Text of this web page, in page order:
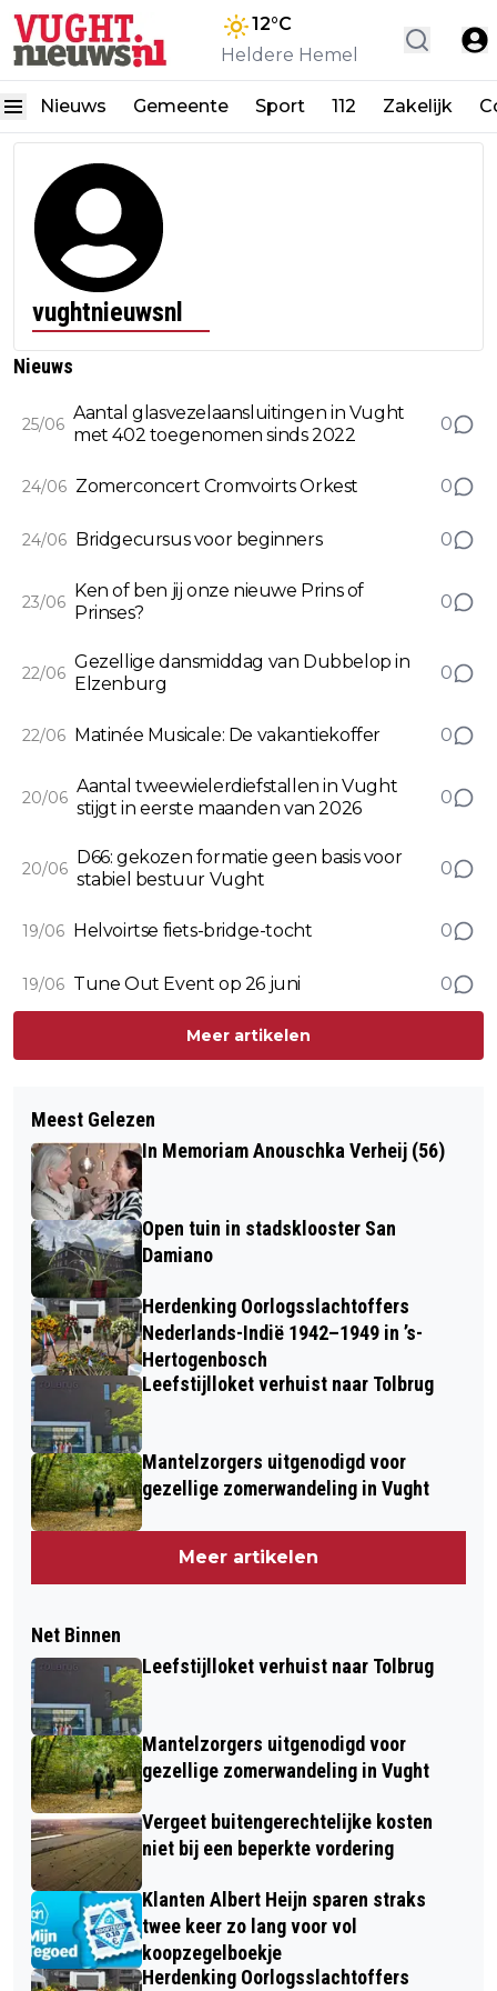
12°C
Heldere Hemel
Nieuws Gemeente Sport 112 Zakelijk
vughtnieuwsnl
Nieuws
25/06
Aantal glasvezelaansluitingen in Vught
met 402 toegenomen sinds 2022
0
24/06 Zomerconcert Cromvoirts Orkest 0
24/06 Bridgecursus voor beginners 0
23/06
Ken of ben jij onze nieuwe Prins of
Prinses?
0
22/06
Gezellige dansmiddag van Dubbelop in
Elzenburg
0
22/06 Matinée Musicale: De vakantiekoffer 0
20/06
Aantal tweewielerdiefstallen in Vught
stijgt in eerste maanden van 2026
0
20/06
D66: gekozen formatie geen basis voor
stabiel bestuur Vught
0
19/06 Helvoirtse fiets-bridge-tocht 0
19/06 Tune Out Event op 26 juni 0
Meer artikelen
Meest Gelezen
In Memoriam Anouschka Verheij (56)
Open tuin in stadsklooster San
Damiano
Herdenking Oorlogsslachtoffers
Nederlands-Indië 1942–1949 in ’s-
Hertogenbosch
Leefstijlloket verhuist naar Tolbrug
Mantelzorgers uitgenodigd voor
gezellige zomerwandeling in Vught
Meer artikelen
Net Binnen
Leefstijlloket verhuist naar Tolbrug
Mantelzorgers uitgenodigd voor
gezellige zomerwandeling in Vught
Vergeet buitengerechtelijke kosten
niet bij een beperkte vordering
Klanten Albert Heijn sparen straks
twee keer zo lang voor vol
koopzegelboekje
Herdenking Oorlogsslachtoffers